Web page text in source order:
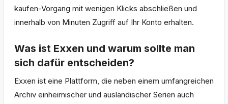
kaufen-Vorgang mit wenigen Klicks abschließen und
innerhalb von Minuten Zugriff auf Ihr Konto erhalten.
Was ist Exxen und warum sollte man
sich dafür entscheiden?
Exxen ist eine Plattform, die neben einem umfangreichen
Archiv einheimischer und ausländischer Serien auch